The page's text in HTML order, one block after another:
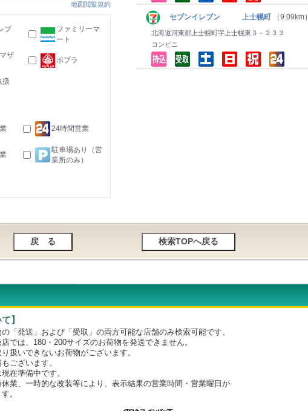
セブンイレブン 上士幌町 （9.09km）
北海道河東郡上士幌町字上士幌東３－２３３
コンビニ
地図閲覧規約
ブ
ファミリーマ
ート
ザ
ポプラ
扱
24時間営業
駐車場あり（営
業所のみ）
】
「発送」および「受取」の両方可能な店舗のみ検索可能です。
は、180・200サイズのお荷物を発送できません。
いできないお荷物がございます。
ざいます。
準備中です。
業、一時的な改装等により、表示結果の営業時間・営業曜日が
。